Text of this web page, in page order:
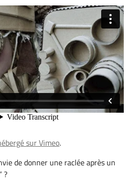
sur Vimeo.
de donner une raclée après un
?